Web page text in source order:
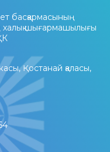
басқармасының
шығармашылығы
Қостанай қаласы,